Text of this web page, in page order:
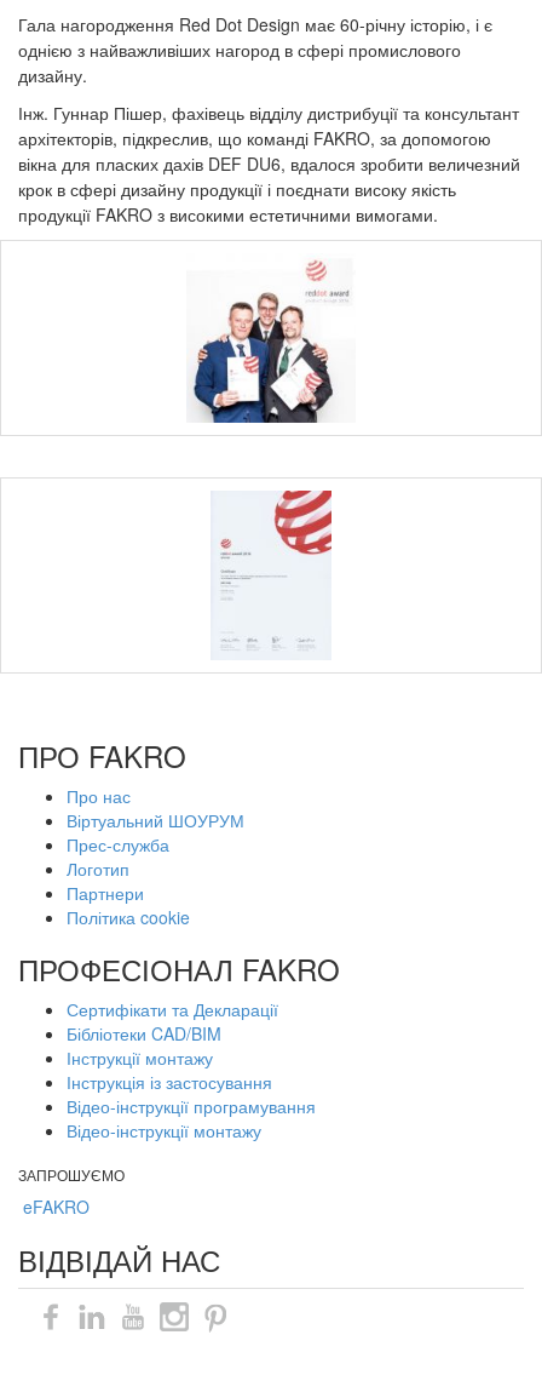
Гала нагородження Red Dot Design має 60-річну історію, і є
однією з найважливіших нагород в сфері промислового
дизайну.
Інж. Гуннар Пішер, фахівець відділу дистрибуції та консультант
архітекторів, підкреслив, що команді FAKRO, за допомогою
вікна для пласких дахів DEF DU6, вдалося зробити величезний
крок в сфері дизайну продукції і поєднати високу якість
продукції FAKRO з високими естетичними вимогами.
ПРО FAKRO
Про нас
Віртуальний ШОУРУМ
Прес-служба
Логотип
Партнери
Політика cookie
ПРОФЕСІОНАЛ FAKRO
Сертифікати та Декларації
Бібліотеки CAD/BIM
Інструкції монтажу
Інструкція із застосування
Відео-інструкції програмування
Відео-інструкції монтажу
ЗАПРОШУЄМО
eFAKRO
ВІДВІДАЙ НАС